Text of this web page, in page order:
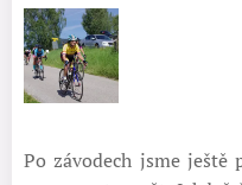
Po závodech jsme ještě